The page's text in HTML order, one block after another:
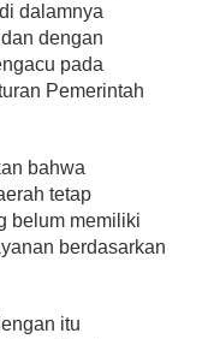
dalamnya
dengan
pada
Pemerintah
bahwa
tetap
belum memiliki
berdasarkan
itu